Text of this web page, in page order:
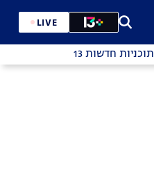
LIVE
תוכניות חדשות 13